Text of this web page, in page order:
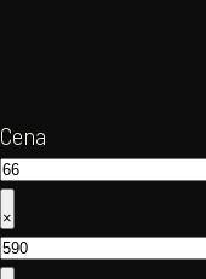
Cena
×